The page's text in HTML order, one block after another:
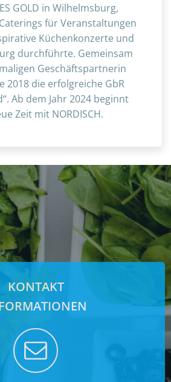
GOLD in Wilhelmsburg,
für Veranstaltungen
Küchenkonzerte und
durchführte. Gemeinsam
Geschäftspartnerin
2018 die erfolgreiche GbR
Ab dem Jahr 2024 beginnt
Zeit mit NORDISCH.
KONTAKT